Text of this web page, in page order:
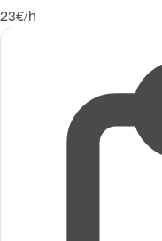
23€/h